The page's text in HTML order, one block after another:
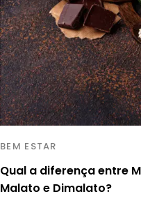
BEM ESTAR
Qual a diferença entre
Malato e Dimalato?